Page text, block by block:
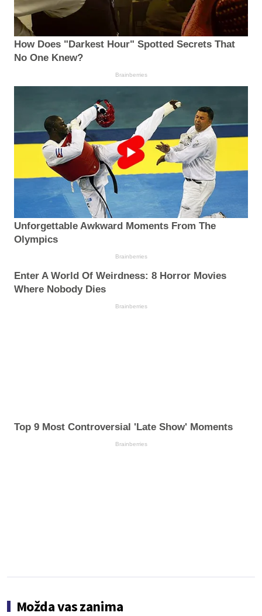
How Does "Darkest Hour" Spotted Secrets That
No One Knew?
Brainberries
Unforgettable Awkward Moments From The
Olympics
Brainberries
Enter A World Of Weirdness: 8 Horror Movies
Where Nobody Dies
Brainberries
Top 9 Most Controversial 'Late Show' Moments
Brainberries
Možda vas zanima